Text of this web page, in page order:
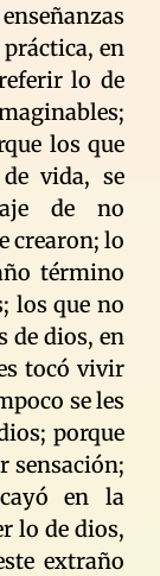
en
lo de
los que
vida, se
de no
crearon; lo
término
los que no
de dios, en
tocó vivir
se les
porque
sensación;
en la
lo de dios,
extraño